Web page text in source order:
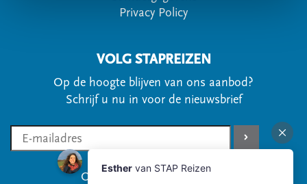
Privacy Policy
VOLG STAPREIZEN
Op de hoogte blijven van ons aanbod?
Schrijf u nu in voor de nieuwsbrief
Of volg ons via social media